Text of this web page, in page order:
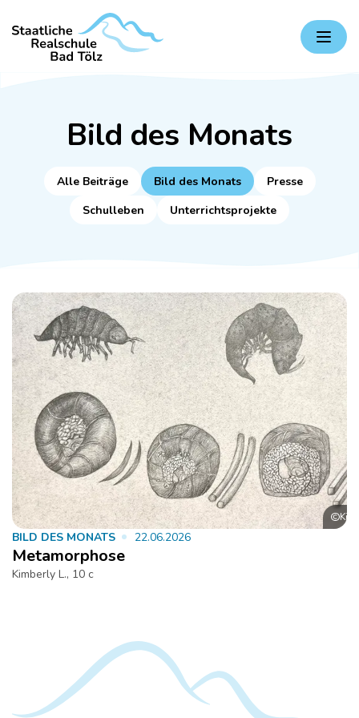
Inhalt
springen
Staatliche
Realschule
Bild des Monats
Alle Beiträge Bild des Monats
Presse
Schulleben
Unterrichtsprojekte
BILD DES MONATS 22.06.2026
Metamorphose
Kimberly L., 10 c